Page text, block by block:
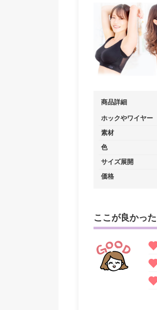
商品詳細
ホックやワイヤー
素材
色
サイズ展開
価格
ここが良かった